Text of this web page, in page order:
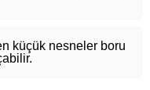
küçük nesneler boru